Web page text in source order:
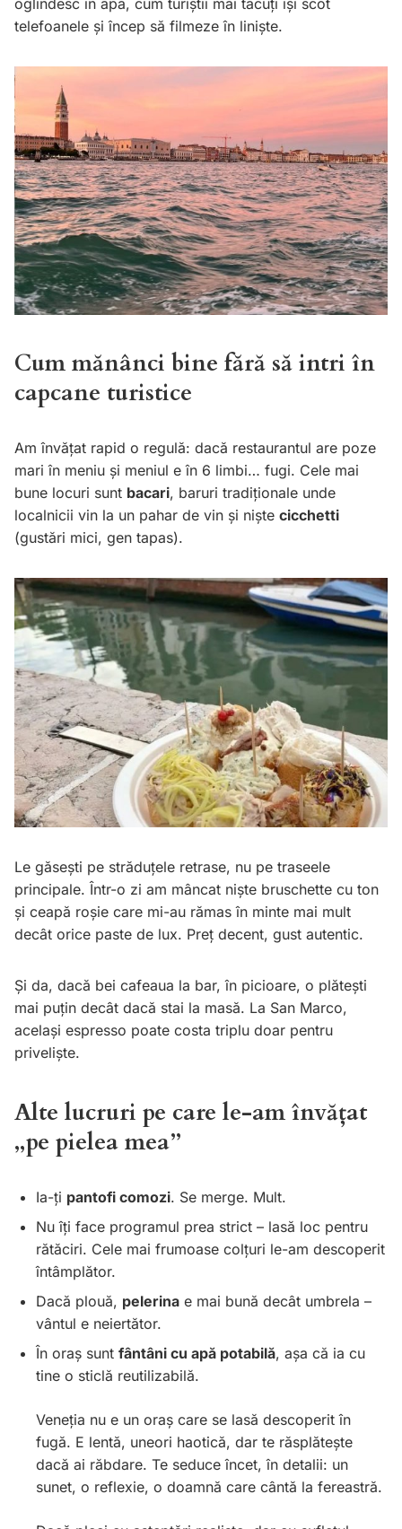
telefoanele și încep să filmeze în liniște.
Cum mănânci bine fără să intri în
capcane turistice
Am învățat rapid o regulă: dacă restaurantul are poze
mari în meniu și meniul e în 6 limbi… fugi. Cele mai
bune locuri sunt bacari, baruri tradiționale unde
localnicii vin la un pahar de vin și niște cicchetti
(gustări mici, gen tapas).
Le găsești pe străduțele retrase, nu pe traseele
principale. Într-o zi am mâncat niște bruschette cu ton
și ceapă roșie care mi-au rămas în minte mai mult
decât orice paste de lux. Preț decent, gust autentic.
Și da, dacă bei cafeaua la bar, în picioare, o plătești
mai puțin decât dacă stai la masă. La San Marco,
același espresso poate costa triplu doar pentru
priveliște.
Alte lucruri pe care le-am învățat
„pe pielea mea”
Ia-ți pantofi comozi. Se merge. Mult.
Nu îți face programul prea strict – lasă loc pentru
rătăciri. Cele mai frumoase colțuri le-am descoperit
întâmplător.
Dacă plouă, pelerina e mai bună decât umbrela –
vântul e neiertător.
În oraș sunt fântâni cu apă potabilă, așa că ia cu
tine o sticlă reutilizabilă.
Veneția nu e un oraș care se lasă descoperit în
fugă. E lentă, uneori haotică, dar te răsplătește
dacă ai răbdare. Te seduce încet, în detalii: un
sunet, o reflexie, o doamnă care cântă la fereastră.